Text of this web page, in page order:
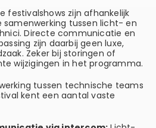
festivalshows zijn afhankelijk
samenwerking tussen licht- en
Directe communicatie en
zijn daarbij geen luxe,
Zeker bij storingen of
wijzigingen in het programma.
tussen technische teams
kent een aantal vaste